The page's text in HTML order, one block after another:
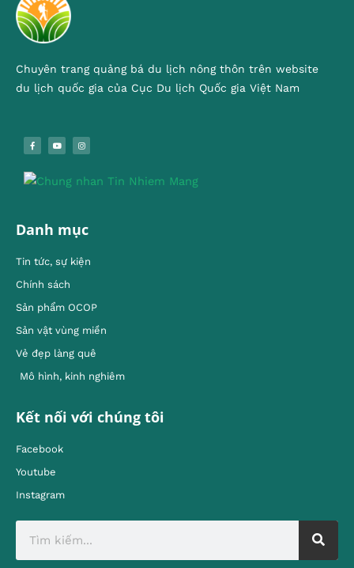
Chuyên trang quảng bá du lịch nông thôn trên website
du lịch quốc gia của Cục Du lịch Quốc gia Việt Nam
Danh mục
Tin tức, sự kiện
Chính sách
Sản phẩm OCOP
Sản vật vùng miền
Vẻ đẹp làng quê
Mô hình, kinh nghiêm
Kết nối với chúng tôi
Facebook
Youtube
Instagram